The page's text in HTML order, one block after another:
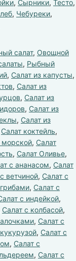
, Сырники, Тесто,
, Чебуреки,
салат, Овощной
, Рыбный
, Салат из капусты,
, Салат из
, Салат из
, Салат из
, Салат из
Салат коктейль,
морской, Салат
, Салат Оливье,
с ананасом, Салат
ветчиной, Салат с
, Салат с
с индейкой,
Салат с колбасой,
, Салат с
, Салат с
, Салат с
, Салат с